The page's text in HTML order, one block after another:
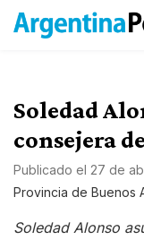
Soledad
consejera
Publicado el 27 de
Provincia de Buenos
Soledad Alonso